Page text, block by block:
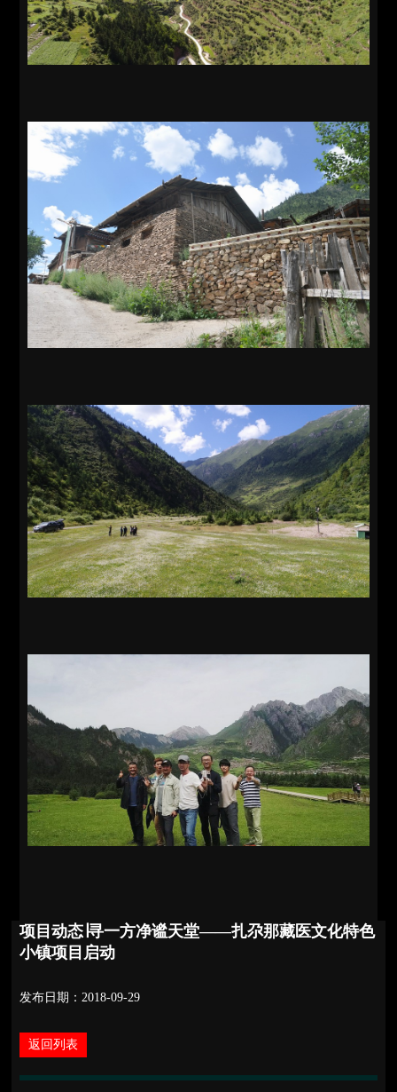
项目动态∣寻一方净谧天堂——扎尕那藏医文化特色
小镇项目启动
发布日期：2018-09-29
返回列表